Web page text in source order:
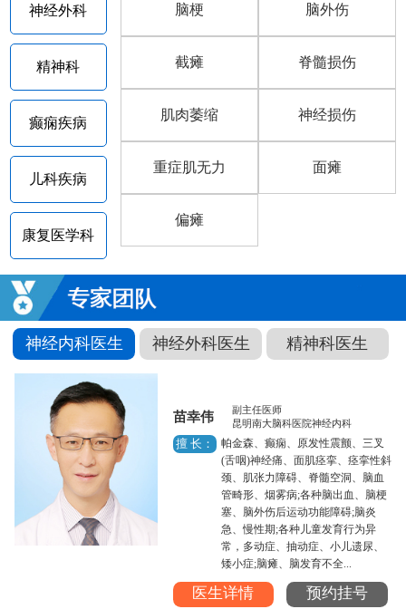
神经外科
精神科
癫痫疾病
儿科疾病
康复医学科
脑梗 脑外伤
截瘫 脊髓损伤
肌肉萎缩 神经损伤
重症肌无力 面瘫
偏瘫
神经内科医生 神经外科医生 精神科医生
苗幸伟
副主任医师
昆明南大脑科医院神经内科
擅 长：
帕金森、癫痫、原发性震颤、三叉
(舌咽)神经痛、面肌痉挛、痉挛性斜
颈、肌张力障碍、脊髓空洞、脑血
管畸形、烟雾病;各种脑出血、脑梗
塞、脑外伤后运动功能障碍;脑炎
急、慢性期;各种儿童发育行为异
常，多动症、抽动症、小儿遗尿、
矮小症;脑瘫、脑发育不全...
医生详情 预约挂号